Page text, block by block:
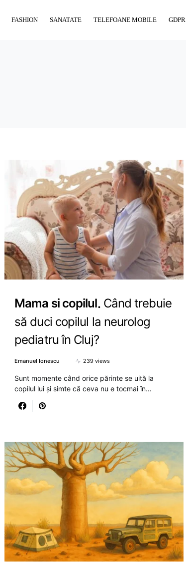
FASHION SANATATE TELEFOANE MOBILE GDPR
Mama si copilul Când trebuie
să duci copilul la neurolog
pediatru în Cluj?
Emanuel Ionescu 239 views
Sunt momente când orice părinte se uită la
copilul lui și simte că ceva nu e tocmai în…